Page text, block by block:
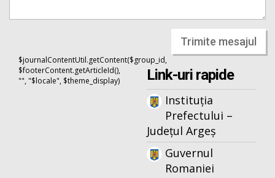
Trimite mesajul
$journalContentUtil.getContent($group_id,
$footerContent.getArticleId(),
"", "$locale", $theme_display)
Link-uri rapide
Instituția
Prefectului –
Județul Argeș
Guvernul
Romaniei